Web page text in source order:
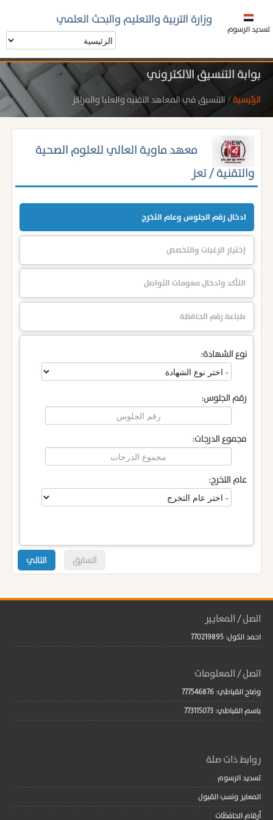
تسديد الرسوم
وزارة التربية والتعليم والبحث العلمي
بوابة التنسيق الالكتروني
الرئيسية/التنسيق في المعاهد التقنيه والعليا والمراكز
معهد ماوية العالي للعلوم الصحية
والتقنية / تعز
ادخال رقم الجلوس وعام التخرج
إختيار الرغبات والتخصص
التأكد وادخال معومات التواصل
طباعة رقم الحافظة
نوع الشهادة:
رقم الجلوس:
مجموع الدرجات:
عام التخرج:
السابق التالي
اتصل / المعايير
احمد الكول: 770219895
اتصل / المعلومات
وضاح القباطي: 777546876
باسم القباطي: 773115073
روابط ذات صلة
تسديد الرسوم
المعاير ونسب القبول
أرقام الحافظات